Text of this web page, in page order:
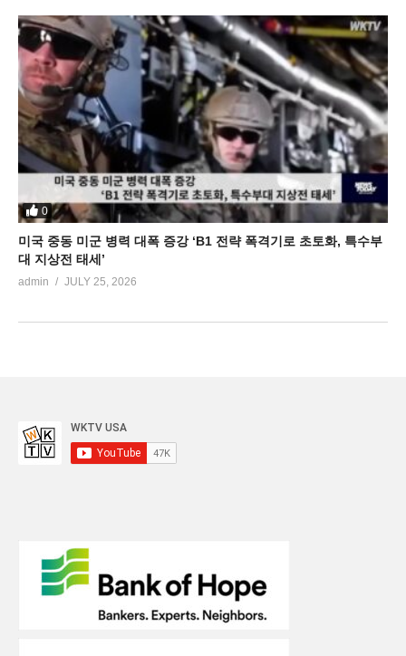
0
미국 중동 미군 병력 대폭 증강 ‘B1 전략 폭격기로 초토화, 특수부
대 지상전 태세’
admin JULY 25, 2026